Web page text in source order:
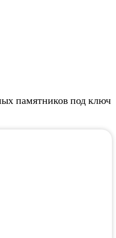
памятников под ключ